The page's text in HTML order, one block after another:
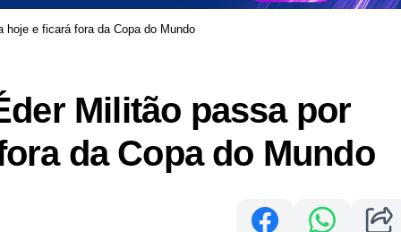
e ficará fora da Copa do Mundo
Militão passa por
da Copa do Mundo